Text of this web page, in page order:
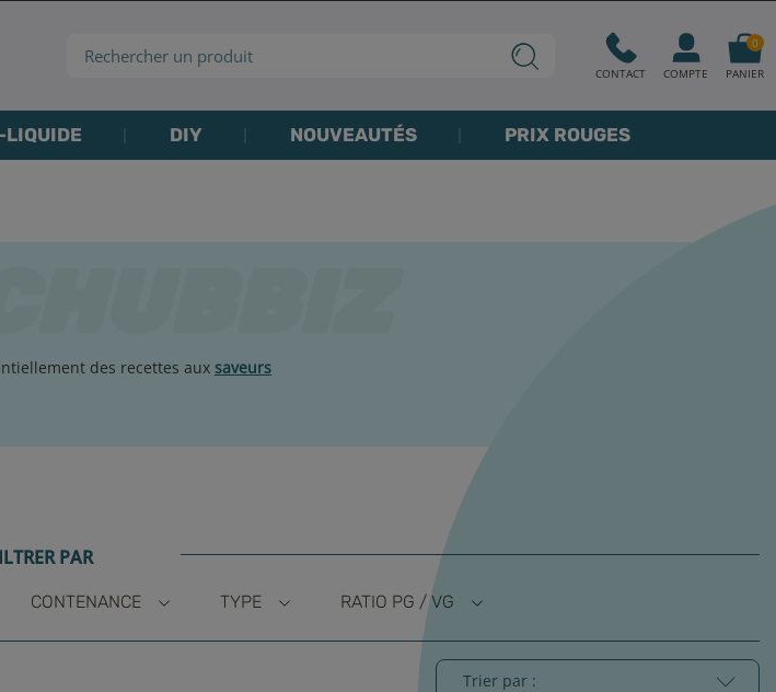
CONTACT COMPTE PANIER
0
LIQUIDE DIY NOUVEAUTÉS PRIX ROUGES
des recettes aux saveurs
PAR
CONTENANCE TYPE RATIO PG / VG
Trier par :